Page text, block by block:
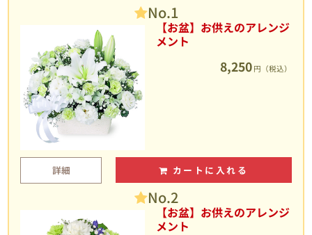
No.1
【お盆】お供えのアレンジ
メント
8,250 円（税込）
詳細 カートに入れる
No.2
【お盆】お供えのアレンジ
メント